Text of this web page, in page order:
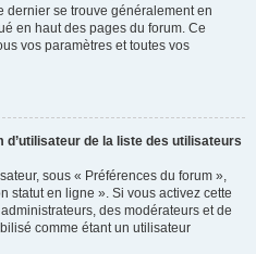
dernier se trouve généralement en
en haut des pages du forum. Ce
vos paramètres et toutes vos
de la liste des utilisateurs
sous « Préférences du forum »,
statut en ligne ». Si vous activez cette
des modérateurs et de
comme étant un utilisateur